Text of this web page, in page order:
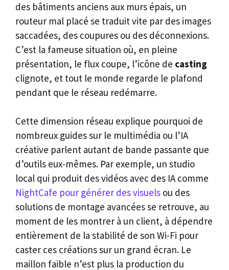
des bâtiments anciens aux murs épais, un
routeur mal placé se traduit vite par des images
saccadées, des coupures ou des déconnexions.
C’est la fameuse situation où, en pleine
présentation, le flux coupe, l’icône de casting
clignote, et tout le monde regarde le plafond
pendant que le réseau redémarre.
Cette dimension réseau explique pourquoi de
nombreux guides sur le multimédia ou l’IA
créative parlent autant de bande passante que
d’outils eux-mêmes. Par exemple, un studio
local qui produit des vidéos avec des IA comme
NightCafe pour générer des visuels ou des
solutions de montage avancées se retrouve, au
moment de les montrer à un client, à dépendre
entièrement de la stabilité de son Wi-Fi pour
caster ces créations sur un grand écran. Le
maillon faible n’est plus la production du